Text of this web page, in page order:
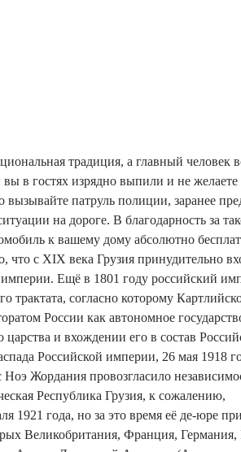
традиция, а главный человек
в гостях изрядно выпили и не желаете
патруль полиции, заранее
на дороге. В благодарность за
к вашему дому абсолютно
что с XIX века Грузия принудительно
империи. Ещё в 1801 году российский
трактата, согласно которому
России как автономное
и вхождении его в состав
Российской империи, 26 мая 1918
Ноэ Жордания провозгласило
Республика Грузия, к сожалению,
1921 года, но за это время её де-юре
Великобритания, Франция,